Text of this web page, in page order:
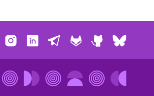
FacebookInstagramLinkedInTelegram
GitLab GitHub